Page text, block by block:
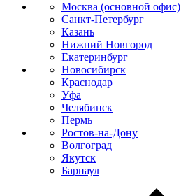
Москва (основной офис)
Санкт-Петербург
Казань
Нижний Новгород
Екатеринбург
Новосибирск
Краснодар
Уфа
Челябинск
Пермь
Ростов-на-Дону
Волгоград
Якутск
Барнаул